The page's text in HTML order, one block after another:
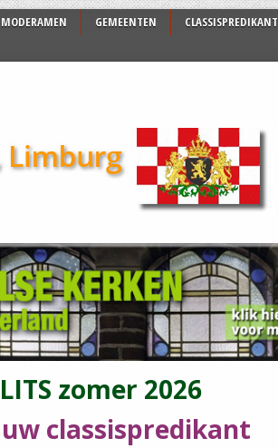
MODERAMEN GEMEENTEN CLASSISPREDIKANT
zomer 2026
classispredikant